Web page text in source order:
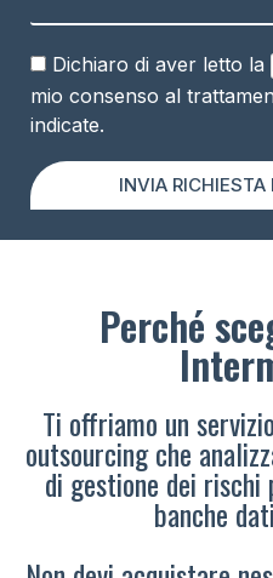
Dichiaro di aver letto la
mio consenso al
indicate.
INVIA
Perché
Ti offriamo un
outsourcing che
di gestione dei
banche